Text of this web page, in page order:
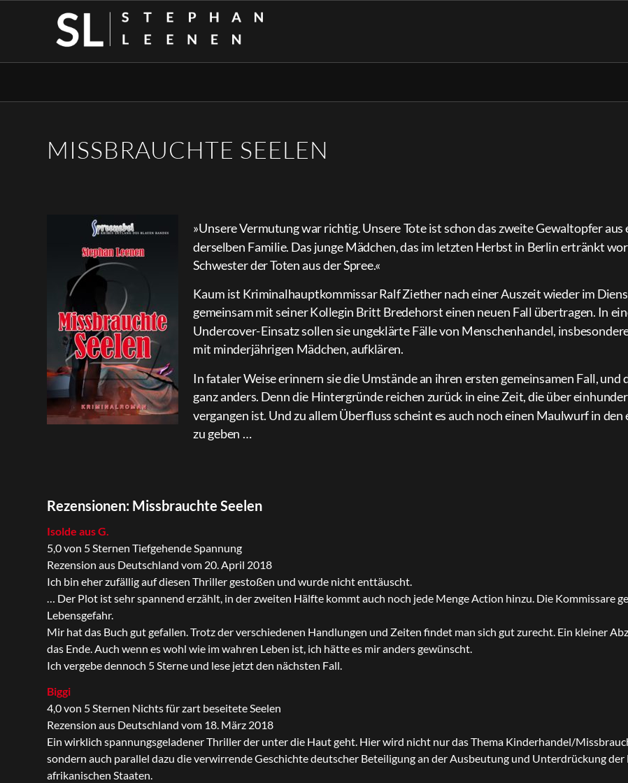
MISSBRAUCHTE SEELEN
»Unsere Vermutung war richtig. Unsere Tote ist schon das zweite Gewaltopfer aus
derselben Familie. Das junge Mädchen, das im letzten Herbst in Berlin ertränkt
Schwester der Toten aus der Spree.«
Kaum ist Kriminalhauptkommissar Ralf Ziether nach einer Auszeit wieder im
gemeinsam mit seiner Kollegin Britt Bredehorst einen neuen Fall übertragen. In
Undercover-Einsatz sollen sie ungeklärte Fälle von Menschenhandel,
mit minderjährigen Mädchen, aufklären.
In fataler Weise erinnern sie die Umstände an ihren ersten gemeinsamen Fall, und
ganz anders. Denn die Hintergründe reichen zurück in eine Zeit, die über
vergangen ist. Und zu allem Überfluss scheint es auch noch einen Maulwurf in den
zu geben …
Rezensionen: Missbrauchte Seelen
Isolde aus G.
5,0 von 5 Sternen Tiefgehende Spannung
Rezension aus Deutschland vom 20. April 2018
Ich bin eher zufällig auf diesen Thriller gestoßen und wurde nicht enttäuscht.
… Der Plot ist sehr spannend erzählt, in der zweiten Hälfte kommt auch noch jede Menge Action hinzu. Die Kommissare
Lebensgefahr.
Mir hat das Buch gut gefallen. Trotz der verschiedenen Handlungen und Zeiten findet man sich gut zurecht. Ein kleiner
das Ende. Auch wenn es wohl wie im wahren Leben ist, ich hätte es mir anders gewünscht.
Ich vergebe dennoch 5 Sterne und lese jetzt den nächsten Fall.
Biggi
4,0 von 5 Sternen Nichts für zart beseitete Seelen
Rezension aus Deutschland vom 18. März 2018
Ein wirklich spannungsgeladener Thriller der unter die Haut geht. Hier wird nicht nur das Thema Kinderhandel/
sondern auch parallel dazu die verwirrende Geschichte deutscher Beteiligung an der Ausbeutung und Unterdrückung der
afrikanischen Staaten.